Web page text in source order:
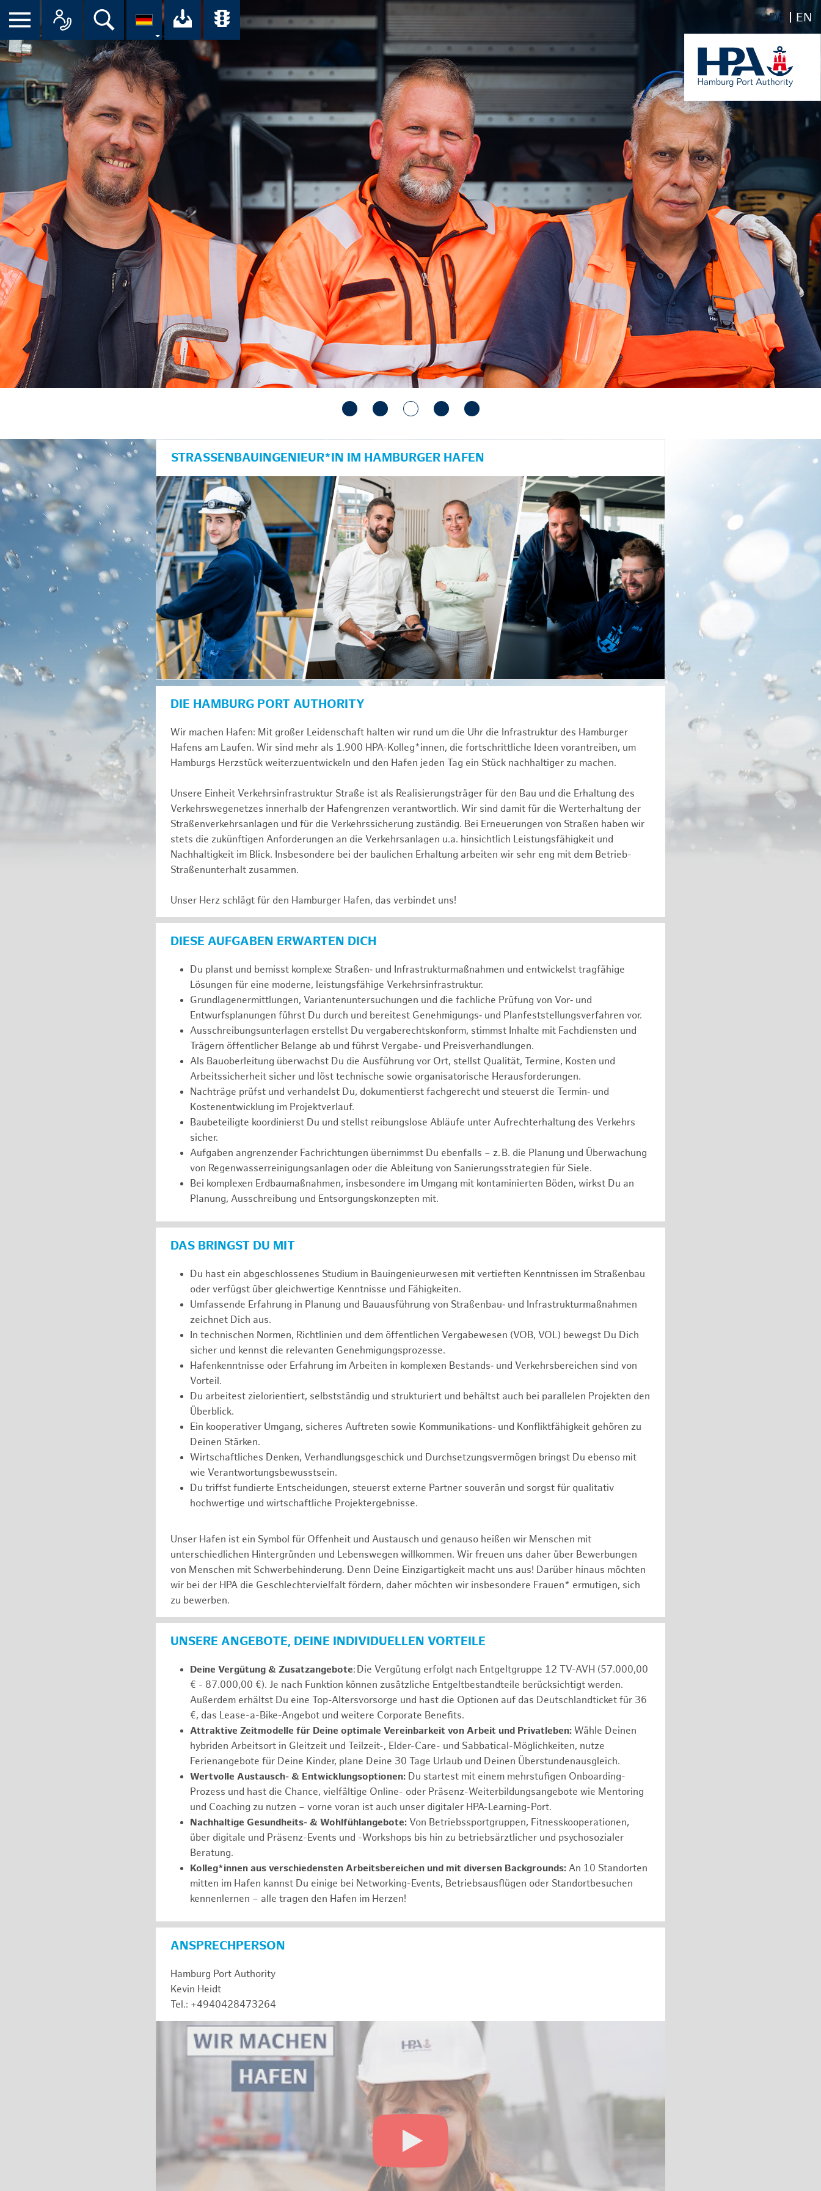
DE EN
Suche Ihr Download-Center der HPA
Übersicht aller Verkehrsmeldungen im Hafen am
STRASSENBAUINGENIEUR*IN IM HAMBURGER HAFEN
DIE HAMBURG PORT AUTHORITY
Wir machen Hafen: Mit großer Leidenschaft halten wir rund um die Uhr die Infrastruktur des Hamburger
Hafens am Laufen. Wir sind mehr als 1.900 HPA-Kolleg*innen, die fortschrittliche Ideen vorantreiben, um
Hamburgs Herzstück weiterzuentwickeln und den Hafen jeden Tag ein Stück nachhaltiger zu machen.
Unsere Einheit Verkehrsinfrastruktur Straße ist als Realisierungsträger für den Bau und die Erhaltung des
Verkehrswegenetzes innerhalb der Hafengrenzen verantwortlich. Wir sind damit für die Werterhaltung der
Straßenverkehrsanlagen und für die Verkehrssicherung zuständig. Bei Erneuerungen von Straßen haben wir
stets die zukünftigen Anforderungen an die Verkehrsanlagen u.a. hinsichtlich Leistungsfähigkeit und
Nachhaltigkeit im Blick. Insbesondere bei der baulichen Erhaltung arbeiten wir sehr eng mit dem Betrieb-
Straßenunterhalt zusammen.
Unser Herz schlägt für den Hamburger Hafen, das verbindet uns!
DIESE AUFGABEN ERWARTEN DICH
Du planst und bemisst komplexe Straßen‑ und Infrastrukturmaßnahmen und entwickelst tragfähige
Lösungen für eine moderne, leistungsfähige Verkehrsinfrastruktur.
Grundlagenermittlungen, Variantenuntersuchungen und die fachliche Prüfung von Vor‑ und
Entwurfsplanungen führst Du durch und bereitest Genehmigungs‑ und Planfeststellungsverfahren vor.
Ausschreibungsunterlagen erstellst Du vergaberechtskonform, stimmst Inhalte mit Fachdiensten und
Trägern öffentlicher Belange ab und führst Vergabe‑ und Preisverhandlungen.
Als Bauoberleitung überwachst Du die Ausführung vor Ort, stellst Qualität, Termine, Kosten und
Arbeitssicherheit sicher und löst technische sowie organisatorische Herausforderungen.
Nachträge prüfst und verhandelst Du, dokumentierst fachgerecht und steuerst die Termin‑ und
Kostenentwicklung im Projektverlauf.
Baubeteiligte koordinierst Du und stellst reibungslose Abläufe unter Aufrechterhaltung des Verkehrs
sicher.
Aufgaben angrenzender Fachrichtungen übernimmst Du ebenfalls – z. B. die Planung und Überwachung
von Regenwasserreinigungsanlagen oder die Ableitung von Sanierungsstrategien für Siele.
Bei komplexen Erdbaumaßnahmen, insbesondere im Umgang mit kontaminierten Böden, wirkst Du an
Planung, Ausschreibung und Entsorgungskonzepten mit.
DAS BRINGST DU MIT
Du hast ein abgeschlossenes Studium in Bauingenieurwesen mit vertieften Kenntnissen im Straßenbau
oder verfügst über gleichwertige Kenntnisse und Fähigkeiten.
Umfassende Erfahrung in Planung und Bauausführung von Straßenbau‑ und Infrastrukturmaßnahmen
zeichnet Dich aus.
In technischen Normen, Richtlinien und dem öffentlichen Vergabewesen (VOB, VOL) bewegst Du Dich
sicher und kennst die relevanten Genehmigungsprozesse.
Hafenkenntnisse oder Erfahrung im Arbeiten in komplexen Bestands‑ und Verkehrsbereichen sind von
Vorteil.
Du arbeitest zielorientiert, selbstständig und strukturiert und behältst auch bei parallelen Projekten den
Überblick.
Ein kooperativer Umgang, sicheres Auftreten sowie Kommunikations‑ und Konfliktfähigkeit gehören zu
Deinen Stärken.
Wirtschaftliches Denken, Verhandlungsgeschick und Durchsetzungsvermögen bringst Du ebenso mit
wie Verantwortungsbewusstsein.
Du triffst fundierte Entscheidungen, steuerst externe Partner souverän und sorgst für qualitativ
hochwertige und wirtschaftliche Projektergebnisse.
Unser Hafen ist ein Symbol für Offenheit und Austausch und genauso heißen wir Menschen mit
unterschiedlichen Hintergründen und Lebenswegen willkommen. Wir freuen uns daher über Bewerbungen
von Menschen mit Schwerbehinderung. Denn Deine Einzigartigkeit macht uns aus! Darüber hinaus möchten
wir bei der HPA die Geschlechtervielfalt fördern, daher möchten wir insbesondere Frauen* ermutigen, sich
zu bewerben.
UNSERE ANGEBOTE, DEINE INDIVIDUELLEN VORTEILE
Deine Vergütung & Zusatzangebote: Die Vergütung erfolgt nach Entgeltgruppe 12 TV-AVH (57.000,00
€ - 87.000,00 €). Je nach Funktion können zusätzliche Entgeltbestandteile berücksichtigt werden.
Außerdem erhältst Du eine Top-Altersvorsorge und hast die Optionen auf das Deutschlandticket für 36
€, das Lease-a-Bike-Angebot und weitere Corporate Benefits.
Attraktive Zeitmodelle für Deine optimale Vereinbarkeit von Arbeit und Privatleben: Wähle Deinen
hybriden Arbeitsort in Gleitzeit und Teilzeit-, Elder-Care- und Sabbatical-Möglichkeiten, nutze
Ferienangebote für Deine Kinder, plane Deine 30 Tage Urlaub und Deinen Überstundenausgleich.
Wertvolle Austausch- & Entwicklungsoptionen: Du startest mit einem mehrstufigen Onboarding-
Prozess und hast die Chance, vielfältige Online- oder Präsenz-Weiterbildungsangebote wie Mentoring
und Coaching zu nutzen – vorne voran ist auch unser digitaler HPA-Learning-Port.
Nachhaltige Gesundheits- & Wohlfühlangebote: Von Betriebssportgruppen, Fitnesskooperationen,
über digitale und Präsenz-Events und -Workshops bis hin zu betriebsärztlicher und psychosozialer
Beratung.
Kolleg*innen aus verschiedensten Arbeitsbereichen und mit diversen Backgrounds: An 10 Standorten
mitten im Hafen kannst Du einige bei Networking-Events, Betriebsausflügen oder Standortbesuchen
kennenlernen – alle tragen den Hafen im Herzen!
ANSPRECHPERSON
Hamburg Port Authority
Kevin Heidt
Tel.: +4940428473264